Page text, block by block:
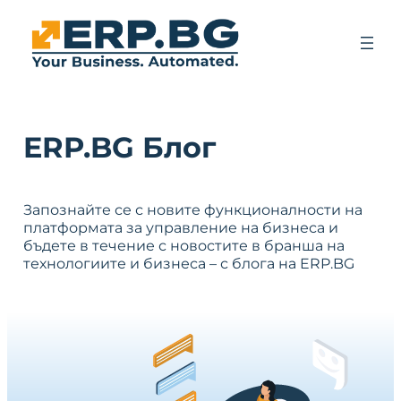
ERP.BG Блог
Запознайте се с новите функционалности на
платформата за управление на бизнеса и
бъдете в течение с новостите в бранша на
технологиите и бизнеса – с блога на ERP.BG